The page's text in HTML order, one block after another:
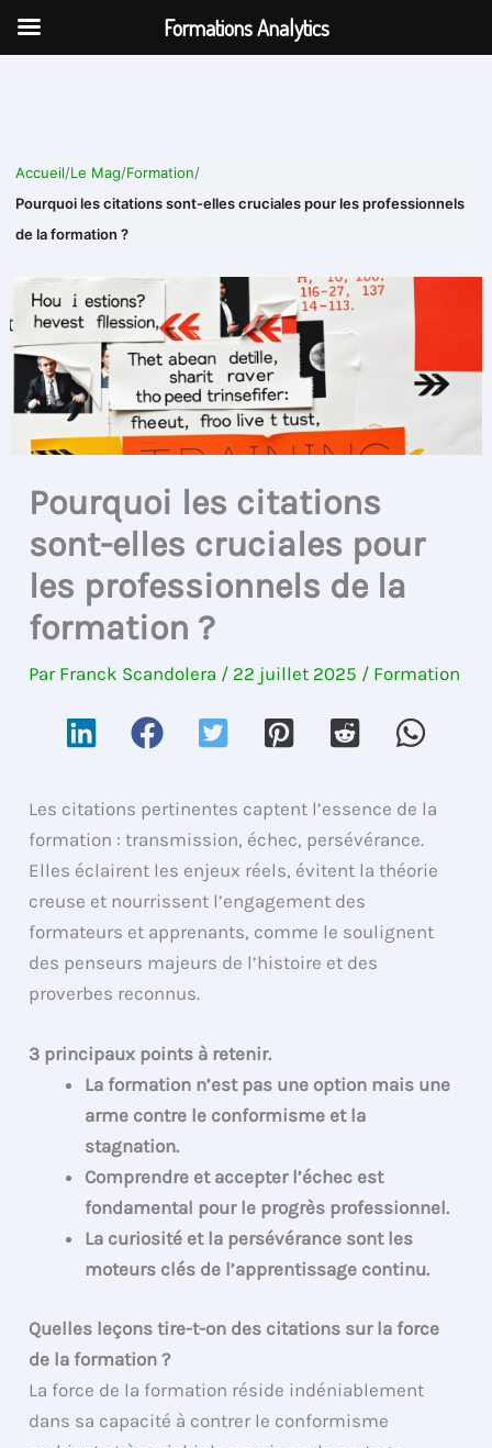
Aller
Accueil/Le Mag/Formation/
Pourquoi les citations sont-elles cruciales pour les professionnels
de la formation ?
Pourquoi les citations
sont-elles cruciales pour
les professionnels de la
formation ?
Par Franck Scandolera / 22 juillet 2025 / Formation
Les citations pertinentes captent l’essence de la
formation : transmission, échec, persévérance.
Elles éclairent les enjeux réels, évitent la théorie
creuse et nourrissent l’engagement des
formateurs et apprenants, comme le soulignent
des penseurs majeurs de l’histoire et des
proverbes reconnus.
3 principaux points à retenir.
La formation n’est pas une option mais une
arme contre le conformisme et la
stagnation.
Comprendre et accepter l’échec est
fondamental pour le progrès professionnel.
La curiosité et la persévérance sont les
moteurs clés de l’apprentissage continu.
Quelles leçons tire-t-on des citations sur la force
de la formation ?
La force de la formation réside indéniablement
dans sa capacité à contrer le conformisme
Formations Analytics